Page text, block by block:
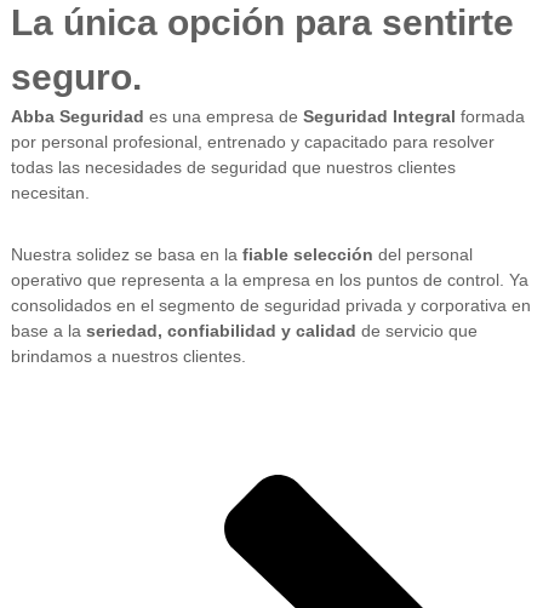
La única opción para sentirte
seguro.
Abba Seguridad es una empresa de Seguridad Integral formada
por personal profesional, entrenado y capacitado para resolver
todas las necesidades de seguridad que nuestros clientes
necesitan.
Nuestra solidez se basa en la fiable selección del personal
operativo que representa a la empresa en los puntos de control. Ya
consolidados en el segmento de seguridad privada y corporativa en
base a la seriedad, confiabilidad y calidad de servicio que
brindamos a nuestros clientes.